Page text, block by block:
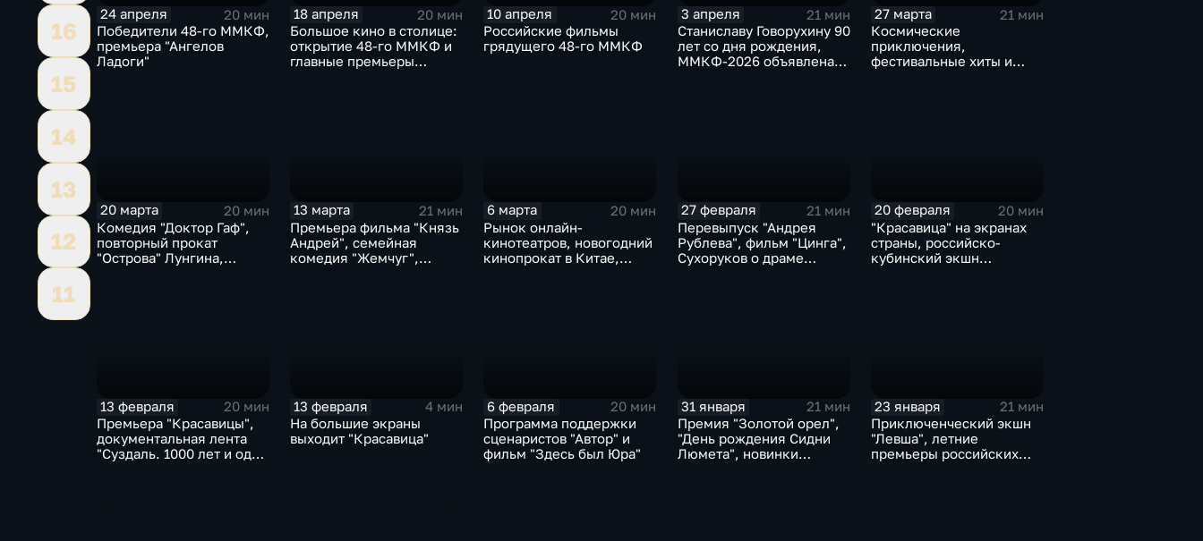
16
15
14
13
12
11
24 апреля
20 мин
Победители 48-го ММКФ,
премьера "Ангелов
Ладоги"
18 апреля
20 мин
Большое кино в столице:
открытие 48-го ММКФ и
главные премьеры
10 апреля
20 мин
Российские фильмы
грядущего 48-го ММКФ
3 апреля
21 мин
Станиславу Говорухину 90
лет со дня рождения,
ММКФ-2026 объявлена
27 марта
21 мин
Космические
приключения,
фестивальные хиты и
20 марта
20 мин
Комедия "Доктор Гаф",
повторный прокат
"Острова" Лунгина,
13 марта
21 мин
Премьера фильма "Князь
Андрей", семейная
комедия "Жемчуг",
6 марта
20 мин
Рынок онлайн-
кинотеатров, новогодний
кинопрокат в Китае,
27 февраля
21 мин
Перевыпуск "Андрея
Рублева", фильм "Цинга",
Сухоруков о драме
20 февраля
20 мин
"Красавица" на экранах
страны, российско-
кубинский экшн
13 февраля
20 мин
Премьера "Красавицы",
документальная лента
"Суздаль. 1000 лет и один
13 февраля
4 мин
На большие экраны
выходит "Красавица"
6 февраля
20 мин
Программа поддержки
сценаристов "Автор" и
фильм "Здесь был Юра"
31 января
21 мин
Премия "Золотой орел",
"День рождения Сидни
Люмета", новинки
23 января
21 мин
Приключенческий экшн
"Левша", летние
премьеры российских